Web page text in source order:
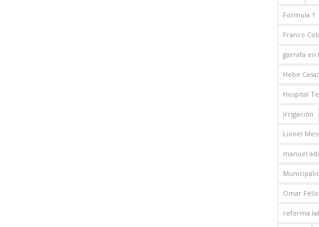
Formula 1
Franco
garrafa en
Hebe
Hospital
Irrigación
Lionel
manuel
Omar Félix
reforma